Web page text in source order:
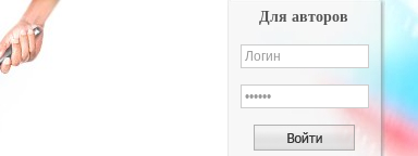
Для авторов